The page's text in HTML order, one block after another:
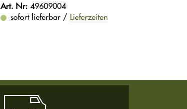
Art. Nr: 49609004
sofort lieferbar / Lieferzeiten